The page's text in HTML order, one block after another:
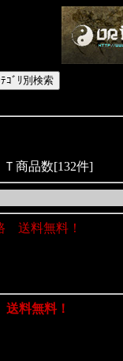
商品数[132件]
送料無料！
料無料！